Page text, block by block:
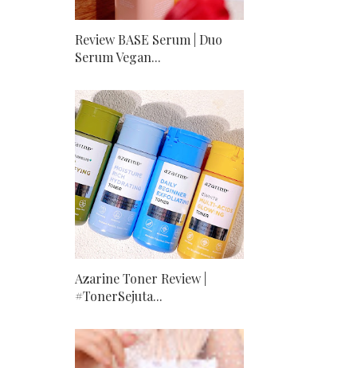
Review BASE Serum | Duo
Serum Vegan...
Azarine Toner Review |
#TonerSejuta...